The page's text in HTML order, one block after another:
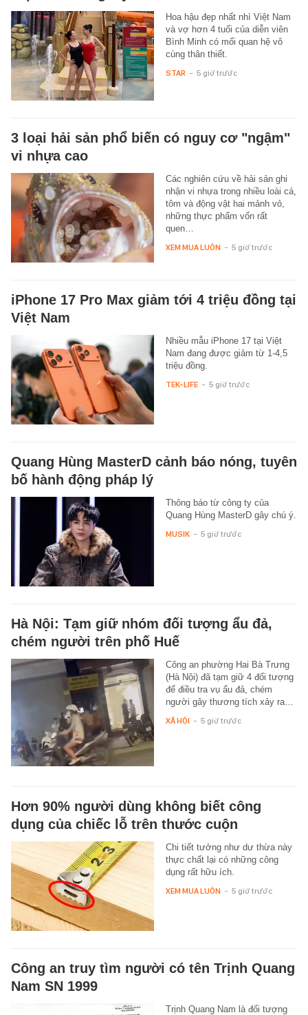
Hoa hậu đẹp nhất nhì Việt Nam
và vợ hơn 4 tuổi của diễn viên
Bình Minh có mối quan hệ vô
cùng thân thiết.
STAR - 5 giờ trước
3 loại hải sản phổ biến có nguy cơ "ngậm"
vi nhựa cao
Các nghiên cứu về hải sản ghi
nhận vi nhựa trong nhiều loài cá,
tôm và động vật hai mảnh vỏ,
những thực phẩm vốn rất
quen…
XEM MUA LUÔN - 5 giờ trước
iPhone 17 Pro Max giảm tới 4 triệu đồng tại
Việt Nam
Nhiều mẫu iPhone 17 tại Việt
Nam đang được giảm từ 1-4,5
triệu đồng.
TEK-LIFE - 5 giờ trước
Quang Hùng MasterD cảnh báo nóng, tuyên
bố hành động pháp lý
Thông báo từ công ty của
Quang Hùng MasterD gây chú ý.
MUSIK - 5 giờ trước
Hà Nội: Tạm giữ nhóm đối tượng ẩu đả,
chém người trên phố Huế
Công an phường Hai Bà Trưng
(Hà Nội) đã tạm giữ 4 đối tượng
để điều tra vụ ẩu đả, chém
người gây thương tích xảy ra…
XÃ HỘI - 5 giờ trước
Hơn 90% người dùng không biết công
dụng của chiếc lỗ trên thước cuộn
Chi tiết tưởng như dư thừa này
thực chất lại có những công
dụng rất hữu ích.
XEM MUA LUÔN - 5 giờ trước
Công an truy tìm người có tên Trịnh Quang
Nam SN 1999
Trịnh Quang Nam là đối tượng